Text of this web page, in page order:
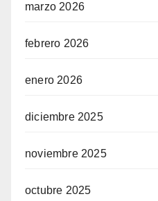
marzo 2026
febrero 2026
enero 2026
diciembre 2025
noviembre 2025
octubre 2025